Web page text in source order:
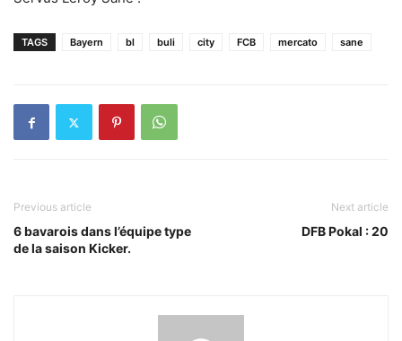
TAGS Bayern bl buli city FCB mercato sane
Previous article
6 bavarois dans l’équipe type
de la saison Kicker.
Next article
DFB Pokal : 20